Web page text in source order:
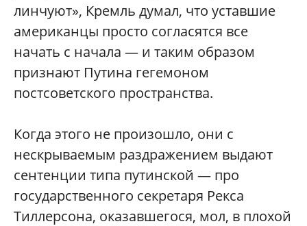
линчуют», Кремль думал, что уставшие
американцы просто согласятся все
начать с начала — и таким образом
признают Путина гегемоном
постсоветского пространства.
Когда этого не произошло, они с
нескрываемым раздражением выдают
сентенции типа путинской — про
государственного секретаря Рекса
Тиллерсона, оказавшегося, мол, в плохой